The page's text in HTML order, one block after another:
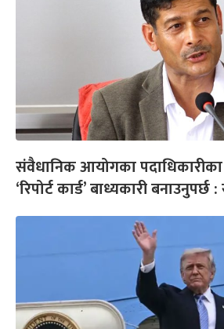
संवैधानिक आयोगका पदाधिकारीका
‘रिपोर्ट कार्ड’ बाध्यकारी बनाउनुपर्छ